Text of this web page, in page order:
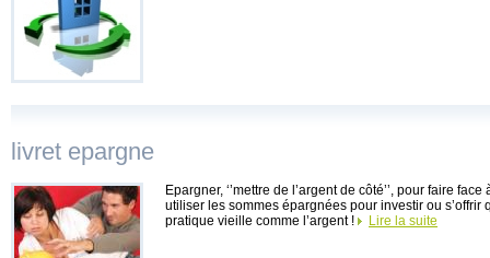
livret epargne
Epargner, ‘’mettre de l’argent de côté’’, pour faire
utiliser les sommes épargnées pour investir ou s’offrir
pratique vieille comme l’argent !
Lire la suite